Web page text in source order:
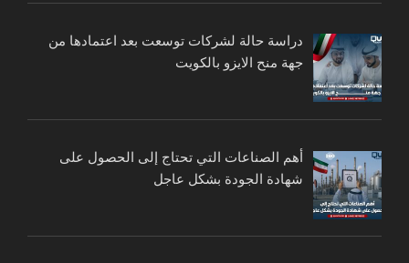
دراسة حالة لشركات توسعت بعد اعتمادها من
جهة منح الايزو بالكويت
أهم الصناعات التي تحتاج إلى الحصول على
شهادة الجودة بشكل عاجل